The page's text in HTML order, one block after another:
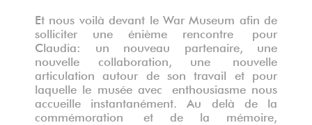
Et nous voilà devant le War Museum afin de
solliciter une énième rencontre pour
Claudia: un nouveau partenaire, une
nouvelle collaboration, une nouvelle
articulation autour de son travail et pour
laquelle le musée avec enthousiasme nous
accueille instantanément. Au delà de la
commémoration et de la mémoire,